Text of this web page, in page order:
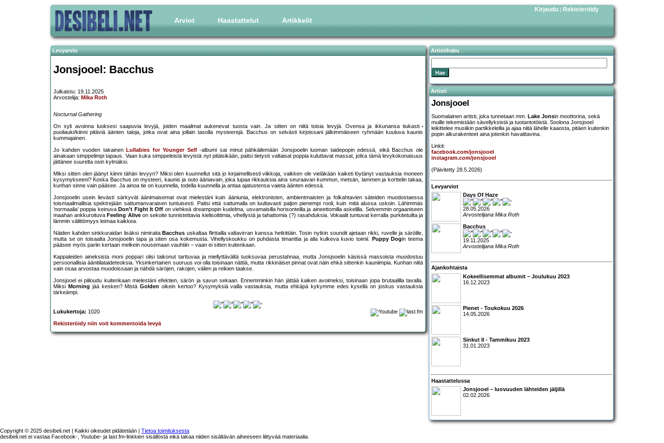
Arviot Haastattelut Artikkelit
Kirjaudu | Rekisteröidy
Levyarvio
Jonsjooel: Bacchus
Julkaistu: 19.11.2025
Arvostelija: Mika Roth
Nocturnal Gathering
On syli avoinna luoksesi saapuvia levyjä, joiden maailmat aukenevat tuosta vain. Ja sitten on niitä toisia levyjä. Ovensa ja ikkunansa tiukasti
puoliauki/kiinni pitäviä äänten taloja, jotka ovat aina jollain tasolla mysteerejä. Bacchus on selvästi kirjoissani jälkimmäiseen ryhmään kuuluva kaunis
kummajainen.
Jo kahden vuoden takainen Lullabies for Younger Self-albumi sai minut pähkäilemään Jonsjooelin luoman taidepopin edessä, eikä Bacchus ole
ainakaan simppelimpi tapaus. Vaan kuka simppeleistä levyistä nyt pitäisikään, paitsi tietysti valtaisat poppia kuluttavat massat, jotka tämä levykokonaisuus
jättänee suurelta osin kylmäksi.
Miksi sitten olen jäänyt kiinni tähän levyyn? Miksi olen kuunnellut sitä jo kirjaimellisesti viikkoja, vaikken ole vieläkään kaiketi löytänyt vastauksia moneen
kysymykseeni? Koska Bacchus on mysteeri, kaunis ja outo ääniavain, joka lupaa rikkauksia aina seuraavan kummun, metsän, lammen ja korttelin takaa,
kunhan sinne vain pääsee. Ja ainoa tie on kuunnella, todella kuunnella ja antaa ajatustensa vaieta äänten edessä.
Jonsjooelin usein lievästi särkyvät äänimaisemat ovat mielestäni kuin ääniunia, elektronisten, ambientmaisten ja folkahtavien säteiden muodostaessa
toismaailmallisia spektrejään sattumanvaraisen tuntuisesti. Paitsi että sattumalla on luultavasti paljon pienempi rooli, kuin mitä alussa uskoin. Lähimmäs
’normaalia’ poppia keinuva Don’t Fight It Off on viehkeä dreampopin kudelma, usvamaisilla horisonteilla ja aineettomilla askelilla. Selvemmin orgaaniseen
maahan ankkuroituva Feeling Aliveon sekoite tunnistettavia kielisoittimia, vihellystä ja tahattomia (?) rasahduksia. Vokaalit tuntuvat kerralla purkitetuilta ja
lämmin välittömyys leimaa kaikkea.
Näiden kahden sinkkuraidan lisäksi nimiraita Bacchus uskaltaa flirttailla valtavirran kanssa hetkittäin. Tosin nytkin soundit ajetaan rikki, ruvelle ja säröille,
mutta se on toisaalta Jonsjooelin tapa ja siten osa kokemusta. Vihellyskoukku on puhdasta timanttia ja alla kulkeva kuvio toimii.
Puppy Dogin teema
pääsee myös pariin kertaan melkein nousemaan vauhtiin – vaan ei sitten kuitenkaan.
Kappaleiden aineksista moni poppari olisi taikonut tarttuvaa ja miellyttävältä tuoksuvaa perustahnaa, mutta Jonsjooelin käsissä massoista muodostuu
persoonallisia äänitilataideteoksia. Yksinkertainen suoruus voi olla toisinaan nättiä, mutta rikkinäiset pinnat ovat näin ehkä sittenkin kauniimpia. Kunhan niitä
vain osaa arvostaa muodoissaan ja nähdä säröjen, rakojen, välien ja reikien taakse.
Jonsjooel ei piiloudu kuitenkaan mielestäni efektien, särön ja savun sekaan. Ennemminkin hän jättää kaiken avoimeksi, toisinaan jopa brutaalilla tavalla.
Miksi Morning jää kesken? MistäGolden oikein kertoo? Kysymyksiä vailla vastauksia, mutta ehkäpä kykymme edes kysellä on joskus vastauksia
tärkeämpi.
Lukukertoja: 1020
Rekisteröidy niin voit kommentoida levyä
Artistihaku
Artisti
Jonsjooel
Suomalainen artisti, joka tunnetaan mm. Lake Jonsin moottorina, sekä
muille tekemistään sävellyksistä ja tuotantotöistä. Soolona Jonsjooel
leikittelee musiikin partikkeleilla ja ajaa niitä lähelle kaaosta, pitäen kuitenkin
popin alkurakenteet aina jotenkin havaittavina.
Linkit:
facebook.com/jonsjooel
instagram.com/jonsjooel
(Päivitetty 28.5.2026)
Levyarviot
Days Of Haze
28.05.2026
Arvostelijana Mika Roth
Bacchus
19.11.2025
Arvostelijana Mika Roth
Ajankohtaista
Kokeellisemmat albumit – Joulukuu 2023
16.12.2023
Pienet - Toukokuu 2026
14.05.2026
Sinkut II - Tammikuu 2023
31.01.2023
Haastattelussa
Jonsjooel – luovuuden lähteiden jäljillä
02.02.2026
Copyright © 2025 desibeli.net | Kaikki oikeudet pidätetään | Tietoa toimituksesta
desibeli.net ei vastaa Facebook-, Youtube- ja last.fm-linkkien sisällöstä eikä takaa niiden sisältävän aiheeseen liittyvää materiaalia.